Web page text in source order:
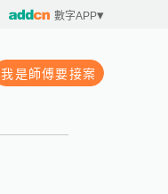
數字APP
我是師傅要接案